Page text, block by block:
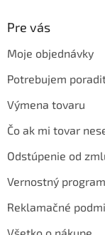
Pre vás
Moje objednávky
Potrebujem
Výmena tovaru
Čo ak mi tovar
Odstúpenie od
Vernostný program
Reklamačné